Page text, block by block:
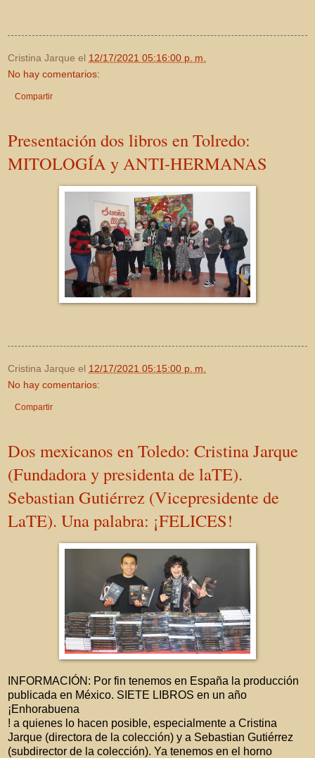
Cristina Jarque el 12/17/2021 05:16:00 p. m.
No hay comentarios:
Compartir
Presentación dos libros en Tolredo:
MITOLOGÍA y ANTI-HERMANAS
Cristina Jarque el 12/17/2021 05:15:00 p. m.
No hay comentarios:
Compartir
Dos mexicanos en Toledo: Cristina Jarque
(Fundadora y presidenta de laTE).
Sebastian Gutiérrez (Vicepresidente de
LaTE). Una palabra: ¡FELICES!
INFORMACIÓN: Por fin tenemos en España la producción
publicada en México. SIETE LIBROS en un año
¡Enhorabuena
! a quienes lo hacen posible, especialmente a Cristina
Jarque (directora de la colección) y a Sebastian Gutiérrez
(subdirector de la colección). Ya tenemos en el horno